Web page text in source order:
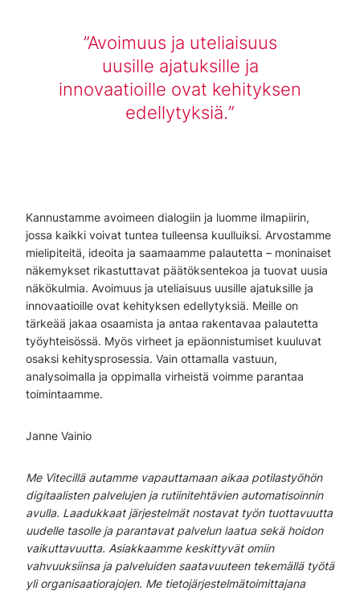
Avoimuus ja uteliaisuus
uusille ajatuksille ja
innovaatioille ovat kehityksen
edellytyksiä.
Kannustamme avoimeen dialogiin ja luomme ilmapiirin,
jossa kaikki voivat tuntea tulleensa kuulluiksi. Arvostamme
mielipiteitä, ideoita ja saamaamme palautetta – moninaiset
näkemykset rikastuttavat päätöksentekoa ja tuovat uusia
näkökulmia. Avoimuus ja uteliaisuus uusille ajatuksille ja
innovaatioille ovat kehityksen edellytyksiä. Meille on
tärkeää jakaa osaamista ja antaa rakentavaa palautetta
työyhteisössä. Myös virheet ja epäonnistumiset kuuluvat
osaksi kehitysprosessia. Vain ottamalla vastuun,
analysoimalla ja oppimalla virheistä voimme parantaa
toimintaamme.
Janne Vainio
Me Vitecillä autamme vapauttamaan aikaa potilastyöhön
digitaalisten palvelujen ja rutiinitehtävien automatisoinnin
avulla. Laadukkaat järjestelmät nostavat työn tuottavuutta
uudelle tasolle ja parantavat palvelun laatua sekä hoidon
vaikuttavuutta. Asiakkaamme keskittyvät omiin
vahvuuksiinsa ja palveluiden saatavuuteen tekemällä työtä
yli organisaatiorajojen. Me tietojärjestelmätoimittajana